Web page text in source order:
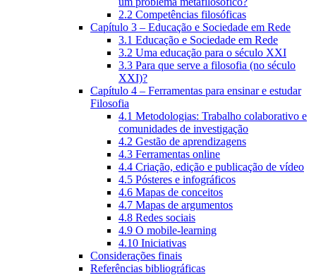
2.2 Competências filosóficas
Capítulo 3 – Educação e Sociedade em Rede
3.1 Educação e Sociedade em Rede
3.2 Uma educação para o século XXI
3.3 Para que serve a filosofia (no século
XXI)?
Capítulo 4 – Ferramentas para ensinar e estudar
Filosofia
4.1 Metodologias: Trabalho colaborativo e
comunidades de investigação
4.2 Gestão de aprendizagens
4.3 Ferramentas online
4.4 Criação, edição e publicação de vídeo
4.5 Pósteres e infográficos
4.6 Mapas de conceitos
4.7 Mapas de argumentos
4.8 Redes sociais
4.9 O mobile-learning
4.10 Iniciativas
Considerações finais
Referências bibliográficas